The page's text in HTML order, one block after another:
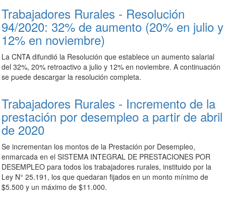
Trabajadores Rurales - Resolución
94/2020: 32% de aumento (20% en julio y
12% en noviembre)
La CNTA difundió la Resolución que establece un aumento salarial
del 32%, 20% retroactivo a julio y 12% en noviembre. A continuación
se puede descargar la resolución completa.
Trabajadores Rurales - Incremento de la
prestación por desempleo a partir de abril
de 2020
Se incrementan los montos de la Prestación por Desempleo,
enmarcada en el SISTEMA INTEGRAL DE PRESTACIONES POR
DESEMPLEO para todos los trabajadores rurales, instituido por la
Ley N° 25.191, los que quedaran fijados en un monto mínimo de
$5.500 y un máximo de $11.000.